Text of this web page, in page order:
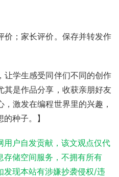
价；家长评价。保存并转发作
让学生感受同伴们不同的创作
其是作品分享，收获亲朋好友
激发在编程世界里的兴趣，
种子。】
用户自发贡献，该文观点仅代
存储空间服务，不拥有所有
发现本站有涉嫌抄袭侵权/违